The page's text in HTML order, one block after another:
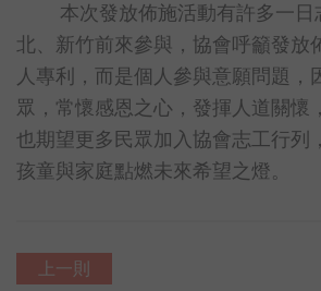
本次發放佈施活動有許多一日
北、新竹前來參與，協會呼籲發放
人專利，而是個人參與意願問題，
眾，常懷感恩之心，發揮人道關懷
也期望更多民眾加入協會志工行列
孩童與家庭點燃未來希望之燈。
上一則